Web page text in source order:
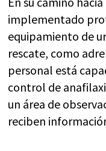
implementado
equipamiento de
rescate, como
personal está
control de
un área de
reciben